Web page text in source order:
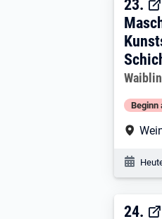
23.
23.
Beginn
24.
24.